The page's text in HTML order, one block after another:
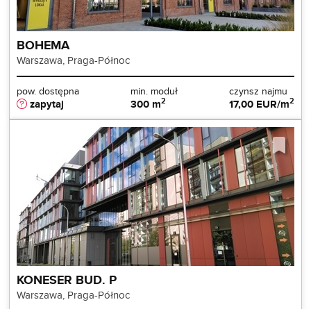
BOHEMA
Warszawa, Praga-Północ
pow. dostępna
zapytaj
min. moduł
300 m2
czynsz najmu
17,00 EUR/m2
KONESER BUD. P
Warszawa, Praga-Północ